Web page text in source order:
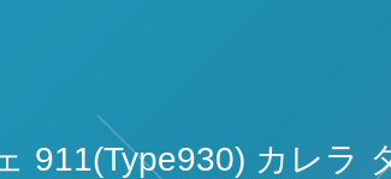
911(Type930) カレラ